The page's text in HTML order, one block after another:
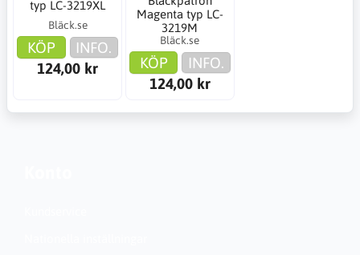
typ LC-3219XL
Bläck.se
KÖP
INFO.
124,00 kr
Magenta typ LC-
3219M
Bläck.se
KÖP
INFO.
124,00 kr